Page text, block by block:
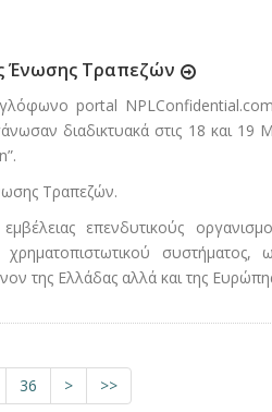
Ένωσης Τραπεζών
portal
διαδικτυακά στις 18 και 19
Τραπεζών.
επενδυτικούς
χρηματοπιστωτικού συστήματος,
της Ελλάδας αλλά και της
36 > >>